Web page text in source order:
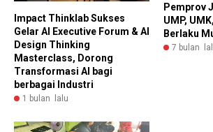
Impact Thinklab Sukses
Gelar AI Executive Forum & AI
Design Thinking
Masterclass, Dorong
Transformasi AI bagi
berbagai Industri
1 bulan lalu
Pemprov
UMP,
Berlaku
7 bulan